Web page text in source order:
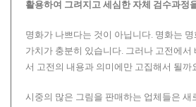
활용하여 그려지고 세심한 자체 검수과정
명화가 나쁘다는 것이 아닙니다. 명화는
가치가 충분히 있습니다. 그러나 고전에서
서 고전의 내용과 의미에만 고집해서 될까
시중의 많은 그림을 판매하는 업체들은 새